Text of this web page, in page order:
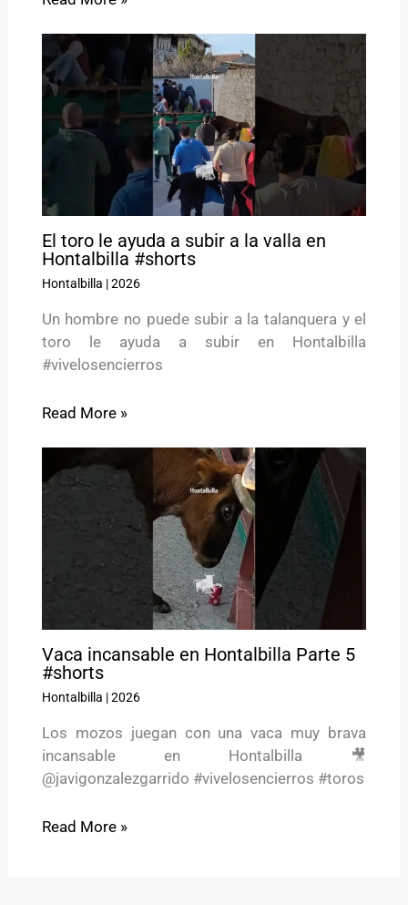
El toro le ayuda a subir a la valla en
Hontalbilla #shorts
Hontalbilla |2026
Un hombre no puede subir a la talanquera y el
toro le ayuda a subir en Hontalbilla
#vivelosencierros
Read More »
Vaca incansable en Hontalbilla Parte 5
#shorts
Hontalbilla |2026
Los mozos juegan con una vaca muy brava
incansable en Hontalbilla 🎥
@javigonzalezgarrido #vivelosencierros #toros
Read More »